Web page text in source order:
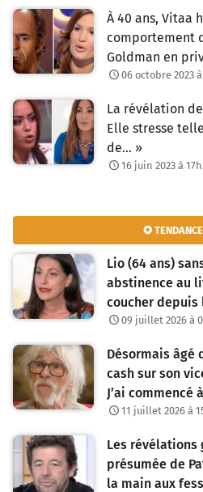
À 40 ans, Vitaa
comportement
Goldman en
06 octobre 2023
La révélation
Elle stresse
de… »
16 juin 2023 à
✪
Lio (64 ans)
abstinence au
coucher depuis
09 juillet 2026 à
Désormais âgé
cash sur son
J’ai commencé
11 juillet 2026 à
Les révélations
présumée de
la main aux